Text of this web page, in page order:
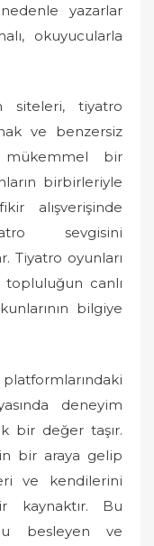
yazarlar
okuyucularla
siteleri, tiyatro
ve benzersiz
mükemmel bir
birbirleriyle
alışverişinde
sevgisini
Tiyatro oyunları
topluluğun canlı
bilgiye
deneyim
bir değer taşır.
bir araya gelip
ve kendilerini
kaynaktır. Bu
besleyen ve